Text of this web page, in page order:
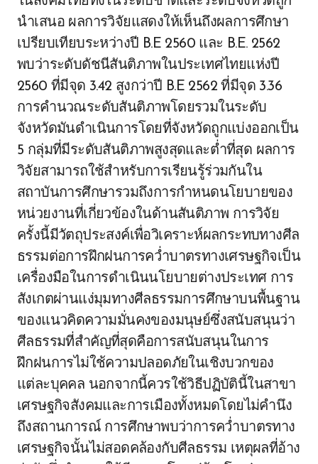
นำเสนอ ผลการวิจัยแสดงให้เห็นถึงผลการศึกษา
เปรียบเทียบระหว่างปี B.E 2560 และ B.E. 2562
พบว่าระดับดัชนีสันติภาพในประเทศไทยแห่งปี
2560 ที่มีจุด 3.42 สูงกว่าปี B.E 2562 ที่มีจุด 3.36
การคำนวณระดับสันติภาพโดยรวมในระดับ
จังหวัดมันดำเนินการโดยที่จังหวัดถูกแบ่งออกเป็น
5 กลุ่มที่มีระดับสันติภาพสูงสุดและต่ำที่สุด ผลการ
วิจัยสามารถใช้สำหรับการเรียนรู้ร่วมกันใน
สถาบันการศึกษารวมถึงการกำหนดนโยบายของ
หน่วยงานที่เกี่ยวข้องในด้านสันติภาพ การวิจัย
ครั้งนี้มีวัตถุประสงค์เพื่อวิเคราะห์ผลกระทบทางศีล
ธรรมต่อการฝึกฝนการคว่ำบาตรทางเศรษฐกิจเป็น
เครื่องมือในการดำเนินนโยบายต่างประเทศ การ
สังเกตผ่านแง่มุมทางศีลธรรมการศึกษาบนพื้นฐาน
ของแนวคิดความมั่นคงของมนุษย์ซึ่งสนับสนุนว่า
ศีลธรรมที่สำคัญที่สุดคือการสนับสนุนในการ
ฝึกฝนการไม่ใช้ความปลอดภัยในเชิงบวกของ
แต่ละบุคคล นอกจากนี้ควรใช้วิธีปฏิบัตินี้ในสาขา
เศรษฐกิจสังคมและการเมืองทั้งหมดโดยไม่คำนึง
ถึงสถานการณ์ การศึกษาพบว่าการคว่ำบาตรทาง
เศรษฐกิจนั้นไม่สอดคล้องกับศีลธรรม เหตุผลที่อ้าง